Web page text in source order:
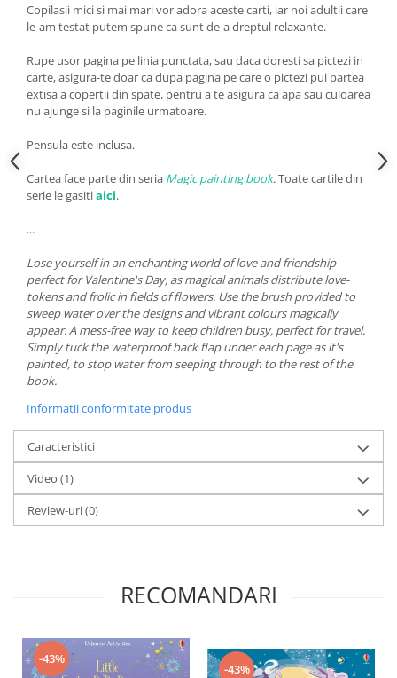
Copilasii mici si mai mari vor adora aceste carti, iar noi adultii care
le-am testat putem spune ca sunt de-a dreptul relaxante.
Rupe usor pagina pe linia punctata, sau daca doresti sa pictezi in
carte, asigura-te doar ca dupa pagina pe care o pictezi pui partea
extisa a copertii din spate, pentru a te asigura ca apa sau culoarea
nu ajunge si la paginile urmatoare.
Pensula este inclusa.
Cartea face parte din seria Magic painting book. Toate cartile din
serie le gasitiaici.
...
Lose yourself in an enchanting world of love and friendship
perfect for Valentine's Day, as magical animals distribute love-
tokens and frolic in fields of flowers. Use the brush provided to
sweep water over the designs and vibrant colours magically
appear. A mess-free way to keep children busy, perfect for travel.
Simply tuck the waterproof back flap under each page as it's
painted, to stop water from seeping through to the rest of the
book.
Informatii conformitate produs
Caracteristici
Video (1)
Review-uri(0)
RECOMANDARI
-43%
-43%